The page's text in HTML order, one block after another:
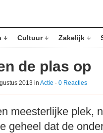
Cultuur Zakelijk
de plas op
2013 in Actie · 0 Reacties
meesterlijke plek,
geheel dat de